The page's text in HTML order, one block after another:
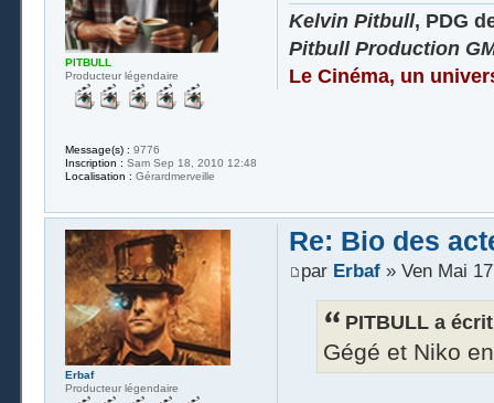
Kelvin Pitbull, PDG
Pitbull Production
Le Cinéma, un
PITBULL
Producteur légendaire
Message(s) : 9776
Inscription : Sam Sep 18, 2010 12:48
Localisation : Gérardmerveille
Re: Bio des
par Erbaf» Ven Mai
PITBULL a
Gégé et Niko
Erbaf
Producteur légendaire